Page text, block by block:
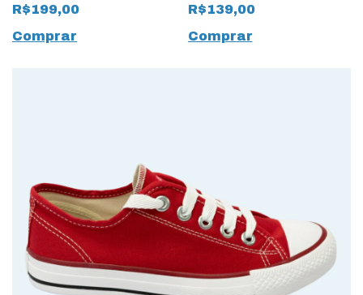
Couro Valais
Macchiato 17029
Nude
R$199,00
Comprar
Classic 15655 All
Black
R$139,00
Comprar